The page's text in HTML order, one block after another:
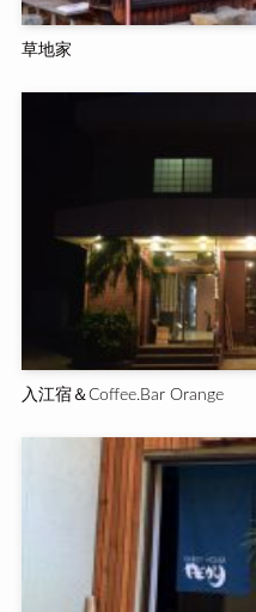
草地家
入江宿＆Coffee.Bar Orange